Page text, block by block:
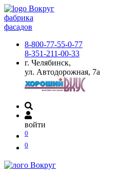
фабрика
фасадов
8-800-77-55-0-77
8-351-211-00-33
г. Челябинск,
ул. Автодорожная, 7а
войти
0
0